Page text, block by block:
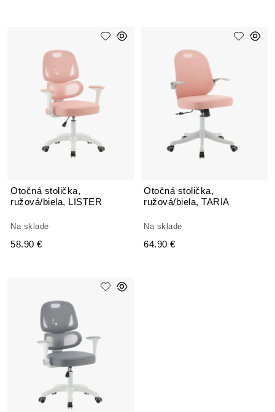
Otočná stolička,
ružová/biela, LISTER
Na sklade
58.90 €
Otočná stolička,
ružová/biela, TARIA
Na sklade
64.90 €